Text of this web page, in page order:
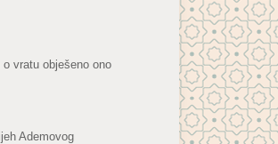
vratu obješeno ono
Ademovog